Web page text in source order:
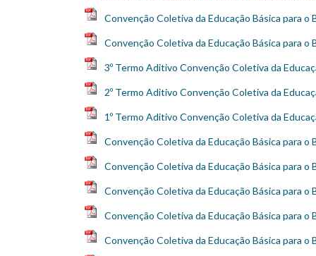
Convenção Coletiva da Educação Básica para
Convenção Coletiva da Educação Básica para
3º Termo Aditivo Convenção Coletiva da
2º Termo Aditivo Convenção Coletiva da
1º Termo Aditivo Convenção Coletiva da
Convenção Coletiva da Educação Básica para
Convenção Coletiva da Educação Básica para
Convenção Coletiva da Educação Básica para
Convenção Coletiva da Educação Básica para
Convenção Coletiva da Educação Básica para